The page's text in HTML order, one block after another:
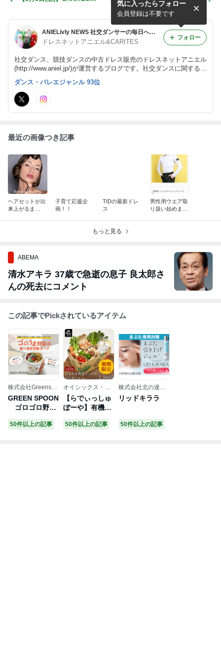
チ！
ANIELivly NEWS 社交ダンサーの毎日への素敵なアレ・コレ
ドレスネットアニエル&CARITES
社交ダンス、競技ダンスの中古ドレス販売のドレスネットアニエル
(http://www.aniel.jp/)が運営するブログです。社交ダンスに関する
気に入ったらフォロー
会員登録は不要です
フォロー
ダンス・バレエジャンル 93位
最近の画像つき記事
ヘアセットが出
来上がるま
子育て応援企
画！！
TIDの最新ドレ
ス
男性用ウエア取
り扱い始めまし
もっと見る
ABEMA
清水アキラ 37歳で急逝の息子 良太郎さ
んの死去にコメント
この記事でPickされているアイテム
株式会社Greenspo
on
GREEN SPOON
ゴロゴロ野菜
50件以上の記事
オイシックス・
ラ・大地株式会社
【らでぃっしゅ
ぼーや】有機野
の宅配ネットス
50件以上の記事
株式会社北の達人
コーポレーション
リッドキララ
50件以上の記事